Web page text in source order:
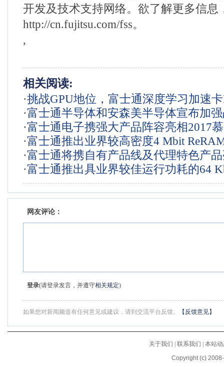
开发及技术支持网络。欲了解更多信息
http://cn.fujitsu.com/fss。
,
相关阅读:
·挑战GPU地位，富士通深度学习加速
·富士通半导体和安森美半导体宣布加
关系
·富士通电子携强大产品阵容亮相2017
电子展
·富士通推出业界较高密度4 Mbit
品
·富士通将携自有产品线及代理特色产
Elexcon 2016
·富士通推出具业界较佳运行功耗的64
网友评论：
登录(请登录发言，并遵守相关规定)
如果您对新闻频道有任何意见或建议，请到交流平台反馈。 【反馈意见】
关于我们 联系我们
本站
Copyright (c)